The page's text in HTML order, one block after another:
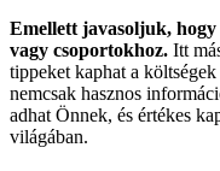
Emellett javasoljuk, hogy
vagy csoportokhoz. Itt
tippeket kaphat a
nemcsak hasznos
adhat Önnek, és értékes
világában.